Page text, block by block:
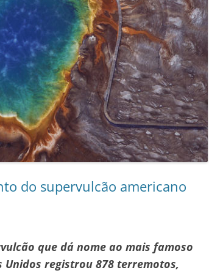
do supervulcão americano
que dá nome ao mais famoso
registrou 878 terremotos,